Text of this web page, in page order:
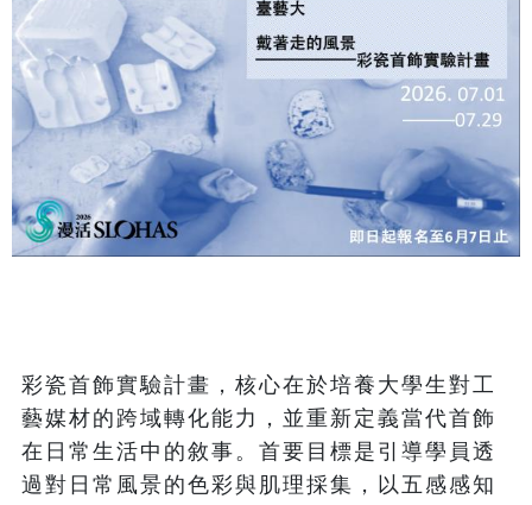
彩瓷首飾實驗計畫，核心在於培養大學生對工
藝媒材的跨域轉化能力，並重新定義當代首飾
在日常生活中的敘事。首要目標是引導學員透
過對日常風景的色彩與肌理採集，以五感感知